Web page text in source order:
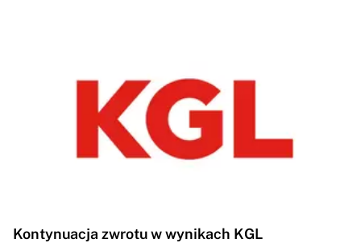
Kontynuacja zwrotu w wynikach KGL